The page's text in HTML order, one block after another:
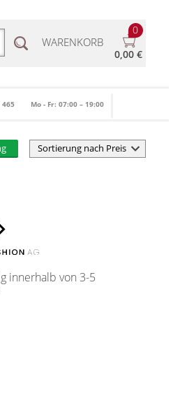
0
WARENKORB
0,00 €
465 Mo - Fr: 07:00 – 19:00
innerhalb von 3-5